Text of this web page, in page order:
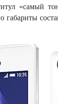
«самый
габариты